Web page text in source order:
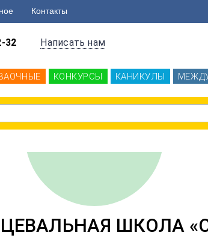
Контакты
32 Написать нам
КОНКУРСЫ КАНИКУЛЫ
ШКОЛА